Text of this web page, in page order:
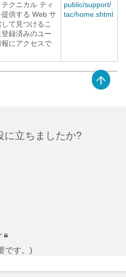
クニカル ティ
供する Web サ
て見つけるこ
録済みのユー
にアクセスで
public/​support/​
tac/​home.shtml
に立ちましたか?
です。)